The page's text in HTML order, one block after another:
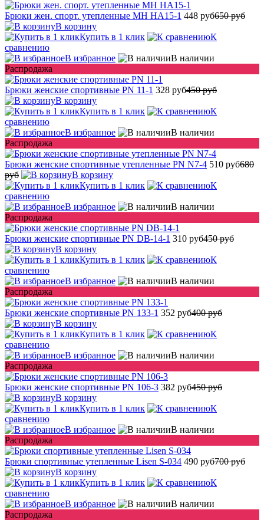
Брюки жен. спорт. утепленные MH HA15-1 448 руб650 руб
В корзину
Купить в 1 клик
К
сравнению
В избранное
В наличии
Распродажа
Брюки женские спортивные PN 11-1 328 руб450 руб
В корзину
Купить в 1 клик
К
сравнению
В избранное
В наличии
Распродажа
Брюки женские спортивные утепленные PN N7-4 510 руб680
руб
В корзину
Купить в 1 клик
К
сравнению
В избранное
В наличии
Распродажа
Брюки женские спортивные PN DB-14-1 310 руб450 руб
В корзину
Купить в 1 клик
К
сравнению
В избранное
В наличии
Распродажа
Брюки женские спортивные PN 133-1 352 руб400 руб
В корзину
Купить в 1 клик
К
сравнению
В избранное
В наличии
Распродажа
Брюки женские спортивные PN 106-3 382 руб450 руб
В корзину
Купить в 1 клик
К
сравнению
В избранное
В наличии
Распродажа
Брюки спортивные утепленные Lisen S-034 490 руб700 руб
В корзину
Купить в 1 клик
К
сравнению
В избранное
В наличии
Распродажа